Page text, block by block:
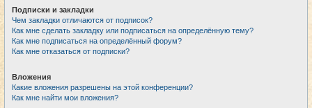
Подписки и закладки
Чем закладки отличаются от подписок?
Как мне сделать закладку или подписаться на определённую тему?
Как мне подписаться на определённый форум?
Как мне отказаться от подписки?
Вложения
Какие вложения разрешены на этой конференции?
Как мне найти мои вложения?